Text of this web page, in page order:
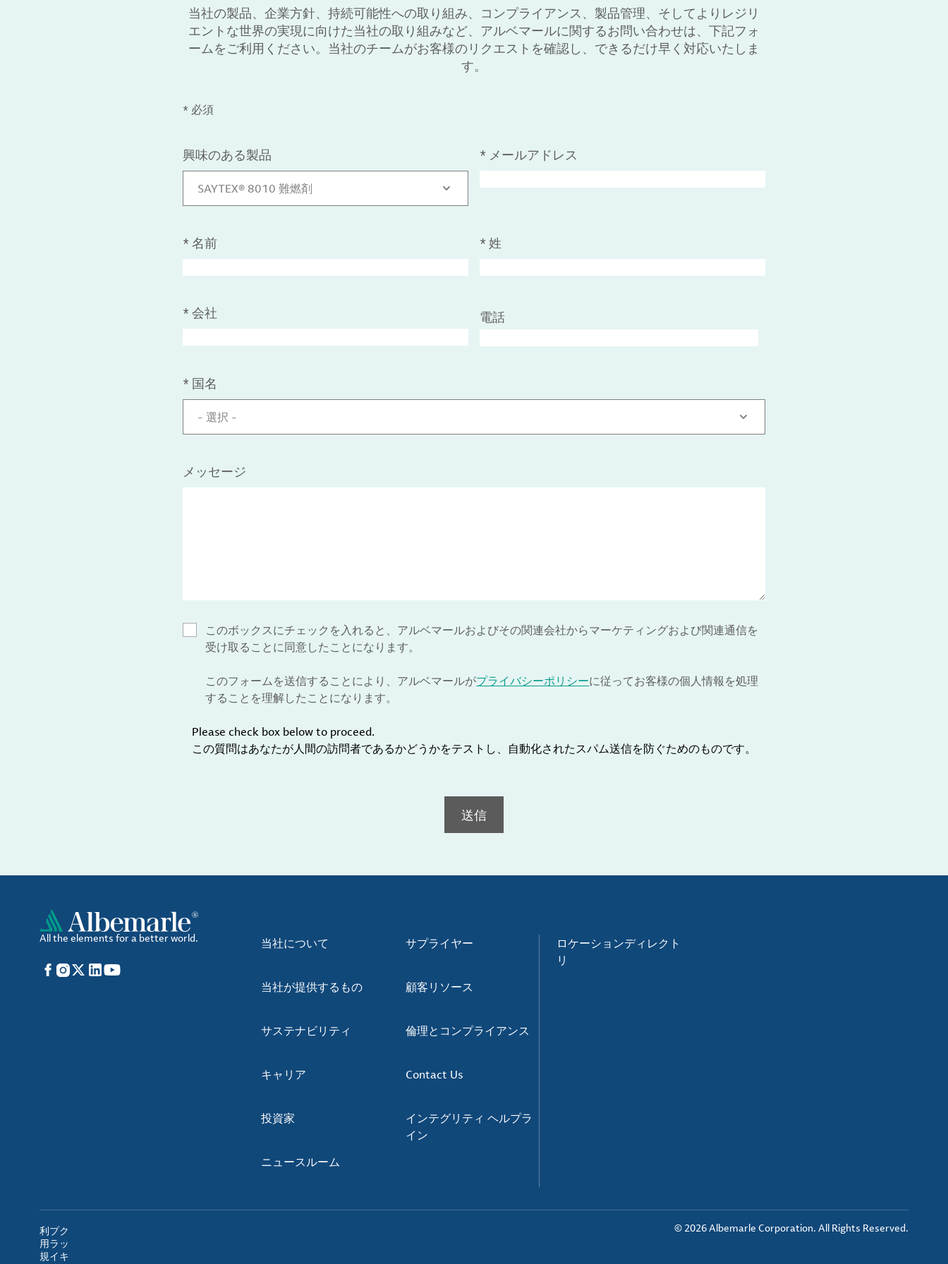
当社の製品、企業方針、持続可能性への取り組み、コンプライアンス、製品管理、そしてよりレジリ
エントな世界の実現に向けた当社の取り組みなど、アルベマールに関するお問い合わせは、下記フォ
ームをご利用ください。当社のチームがお客様のリクエストを確認し、できるだけ早く対応いたしま
す。
* 必須
興味のある製品
SAYTEX® 8010 難燃剤
* メールアドレス
*名前 * 姓
*会社 電話
* 国名
- 選択 -
メッセージ
このボックスにチェックを入れると、アルベマールおよびその関連会社からマーケティングおよび関連通信を
受け取ることに同意したことになります。
このフォームを送信することにより、アルベマールがプライバシーポリシーに従ってお客様の個人情報を処理
することを理解したことになります。
Please check box below to proceed.
この質問はあなたが人間の訪問者であるかどうかをテストし、自動化されたスパム送信を防ぐためのものです。
送信
All the elements for a better world.
Facebook
Instagram
X LinkedIn
YouTube
当社について
当社が提供するもの
サステナビリティ
キャリア
投資家
ニュースルーム
サプライヤー
顧客リソース
倫理とコンプライアンス
Contact Us
インテグリティ ヘルプラ
イン
ロケーションディレクト
リ
利
用
規
プ
ラ
イ
ク
ッ
キ
© 2026 Albemarle Corporation. All Rights Reserved.